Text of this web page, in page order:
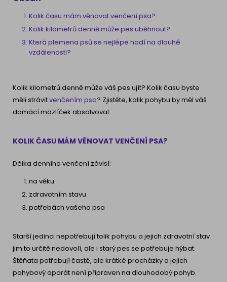
Kolik času mám věnovat venčení psa?
Kolik kilometrů denně může pes uběhnout?
Která plemena psů se nejlépe hodí na dlouhé
vzdálenosti?
Kolik kilometrů denně může váš pes ujít? Kolik času byste
měli strávitvenčením psa? Zjistěte, kolik pohybu by měl váš
domácí mazlíček absolvovat.
KOLIK ČASU MÁM VĚNOVAT VENČENÍ PSA?
Délka denního venčení závisí:
na věku
zdravotním stavu
potřebách vašeho psa
Starší jedinci nepotřebují tolik pohybu a jejich zdravotní stav
jim to určitě nedovolí, ale i starý pes se potřebuje hýbat.
Štěňata potřebují časté, ale krátké procházky a jejich
pohybový aparát není připraven na dlouhodobý pohyb.